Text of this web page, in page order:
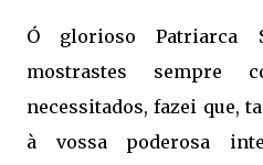
Ó glorioso Patriarca
mostrastes sempre
necessitados, fazei que,
à vossa poderosa